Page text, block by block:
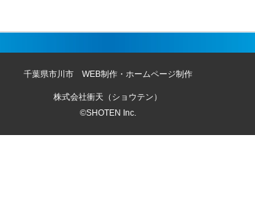
千葉県市川市 WEB制作・ホームページ制作
株式会社衝天（ショウテン）
©SHOTEN Inc.